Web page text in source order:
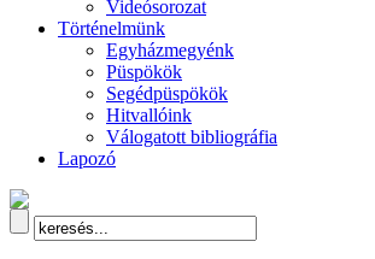
Videósorozat
Történelmünk
Egyházmegyénk
Püspökök
Segédpüspökök
Hitvallóink
Válogatott bibliográfia
Lapozó